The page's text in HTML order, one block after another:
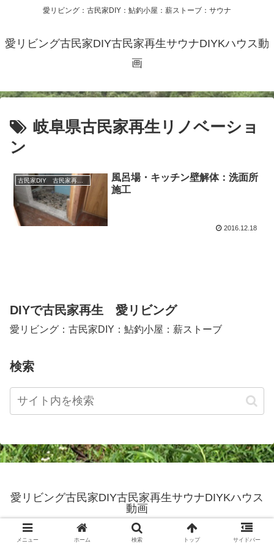
愛リビング：古民家DIY：鮎釣小屋：薪ストーブ：サウナ
愛リビング古民家DIY古民家再生サウナDIYKハウス動
画
岐阜県古民家再生リノベーショ
ン
風呂場・キッチン壁解体：洗面所
施工
2016.12.18
DIYで古民家再生 愛リビング
愛リビング：古民家DIY：鮎釣小屋：薪ストーブ
検索
愛リビング古民家DIY古民家再生サウナDIYKハウス
動画
© 2016 愛リビング古民家DIY古民家再生サウナDIYKハウス動画.
メニュー ホーム 検索 トップ サイドバー